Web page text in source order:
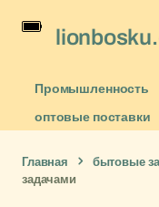
Промышленность
оптовые поставки
Главная бытовые
задачами